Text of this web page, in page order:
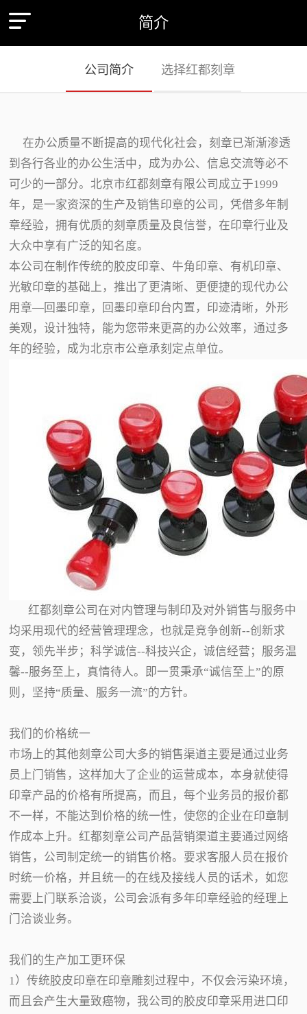
简介
公司简介 选择红都刻章
在办公质量不断提高的现代化社会，刻章已渐渐渗透
到各行各业的办公生活中，成为办公、信息交流等必不
可少的一部分。北京市红都刻章有限公司成立于1999
年，是一家资深的生产及销售印章的公司，凭借多年制
章经验，拥有优质的刻章质量及良信誉，在印章行业及
大众中享有广泛的知名度。
本公司在制作传统的胶皮印章、牛角印章、有机印章、
光敏印章的基础上，推出了更清晰、更便捷的现代办公
用章—回墨印章，回墨印章印台内置，印迹清晰，外形
美观，设计独特，能为您带来更高的办公效率，通过多
年的经验，成为北京市公章承刻定点单位。
红都刻章公司在对内管理与制印及对外销售与服务中
均采用现代的经营管理理念，也就是竞争创新--创新求
变，领先半步；科学诚信--科技兴企，诚信经营；服务温
馨--服务至上，真情待人。即一贯秉承“诚信至上”的原
则，坚持“质量、服务一流”的方针。
我们的价格统一
市场上的其他刻章公司大多的销售渠道主要是通过业务
员上门销售，这样加大了企业的运营成本，本身就使得
印章产品的价格有所提高，而且，每个业务员的报价都
不一样，不能达到价格的统一性，使您的企业在印章制
作成本上升。红都刻章公司产品营销渠道主要通过网络
销售，公司制定统一的销售价格。要求客服人员在报价
时统一价格，并且统一的在线及接线人员的话术，如您
需要上门联系洽谈，公司会派有多年印章经验的经理上
门洽谈业务。
我们的生产加工更环保
1）传统胶皮印章在印章雕刻过程中，不仅会污染环境，
而且会产生大量致癌物，我公司的胶皮印章采用进口印